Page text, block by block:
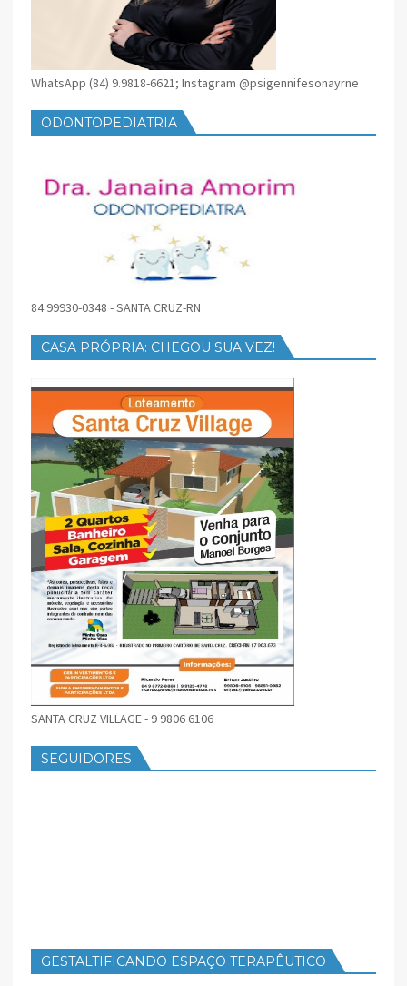
WhatsApp (84) 9.9818-6621; Instagram @psigennifesonayrne
ODONTOPEDIATRIA
84 99930-0348 - SANTA CRUZ-RN
CASA PRÓPRIA: CHEGOU SUA VEZ!
SANTA CRUZ VILLAGE - 9 9806 6106
SEGUIDORES
GESTALTIFICANDO ESPAÇO TERAPÊUTICO